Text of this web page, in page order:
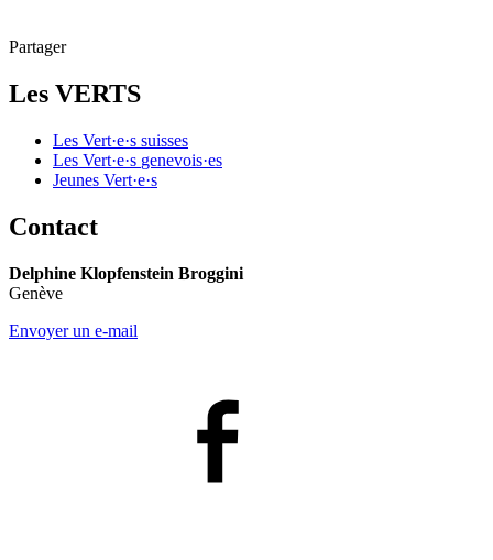
Partager
Les VERTS
Les Vert·e·s suisses
Les Vert·e·s genevois·es
Jeunes Vert·e·s
Contact
Delphine Klopfenstein Broggini
Genève
Envoyer un e-mail